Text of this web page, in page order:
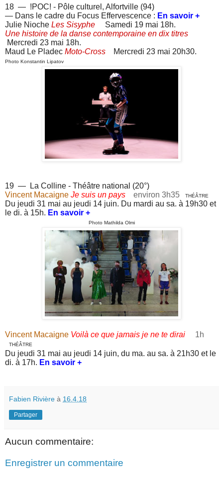
18 — !POC! - Pôle culturel, Alfortville (94)
— Dans le cadre du Focus Effervescence : En savoir +
Julie Nioche Les Sisyphe
Samedi 19 mai 18h.
Une histoire de la danse contemporaine en dix titres
Mercredi 23 mai 18h.
Maud Le Pladec Moto-Cross Mercredi 23 mai 20h30.
Photo Konstantin Lipatov
19 — La Colline - Théâtre national (20°)
Vincent Macaigne Je suis un pays environ 3h35 THÉÂTRE
Du jeudi 31 mai au jeudi 14 juin. Du mardi au sa. à 19h30 et
le di. à 15h. En savoir +
Photo Mathilda Olmi
Vincent Macaigne Voilà ce que jamais je ne te dirai 1h
THÉÂTRE
Du jeudi 31 mai au jeudi 14 juin, du ma. au sa. à 21h30 et le
di. à 17h. En savoir +
Fabien Rivière à 16.4.18
Partager
Aucun commentaire:
Enregistrer un commentaire